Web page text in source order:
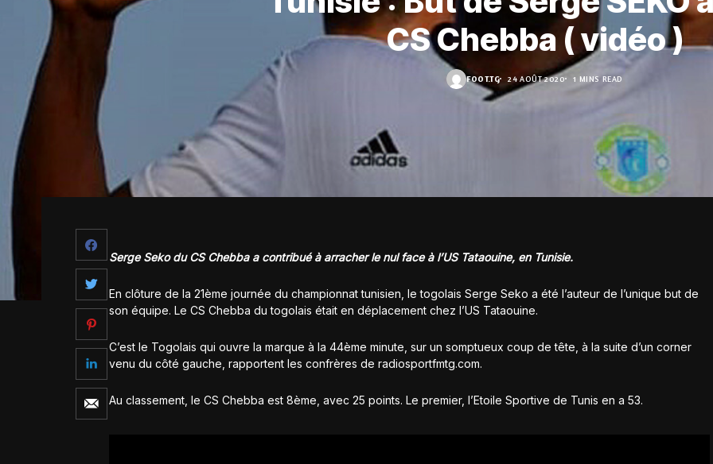
CS Chebba ( vidéo )
FOOT.TG 24 AOÛT 2020 1 MINS READ
Serge Seko du CS Chebba a contribué à arracher le nul face à l’US Tataouine, en Tunisie.
En clôture de la 21ème journée du championnat tunisien, le togolais Serge Seko a été l’auteur de l’unique but de
son équipe. Le CS Chebba du togolais était en déplacement chez l’US Tataouine.
C’est le Togolais qui ouvre la marque à la 44ème minute, sur un somptueux coup de tête, à la suite d’un corner
venu du côté gauche, rapportent les confrères de radiosportfmtg.com.
Au classement, le CS Chebba est 8ème, avec 25 points. Le premier, l’Etoile Sportive de Tunis en a 53.